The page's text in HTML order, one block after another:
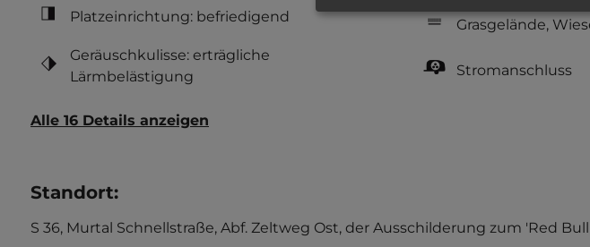
Platzeinrichtung: befriedigend
Geräuschkulisse: erträgliche
Lärmbelästigung
Grasgelände,
Stromanschluss
Alle 16 Details anzeigen
Standort:
S 36, Murtal Schnellstraße, Abf. Zeltweg Ost, der Ausschilderung zum 'Red